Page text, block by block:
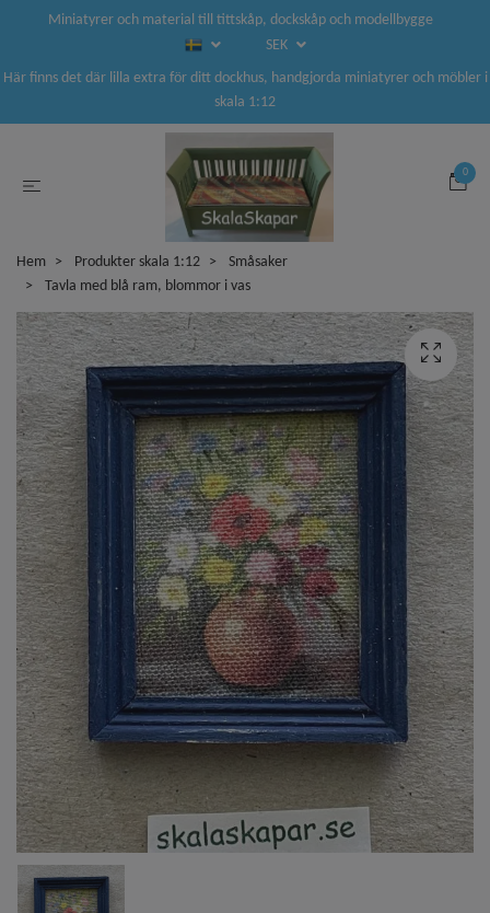
Miniatyrer och material till tittskåp, dockskåp och modellbygge
SEK
Här finns det där lilla extra för ditt dockhus, handgjorda miniatyrer och möbler i
skala 1:12
0
Hem Produkter skala 1:12
Småsaker
Tavla med blå ram, blommor i vas